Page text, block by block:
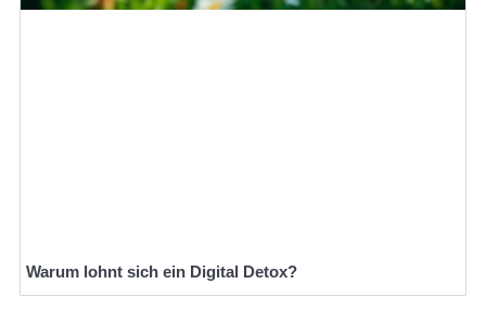
Warum lohnt sich ein Digital Detox?